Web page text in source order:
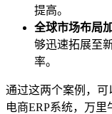
提高。
全球市场布局
够迅速拓展至
率。
通过这两个案例，
电商ERP系统，万